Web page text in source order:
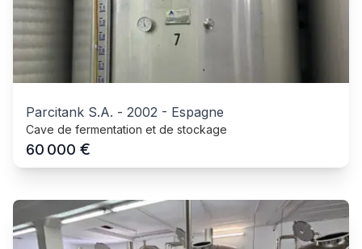
Parcitank S.A. - 2002 - Espagne
Cave de fermentation et de stockage
60 000 €